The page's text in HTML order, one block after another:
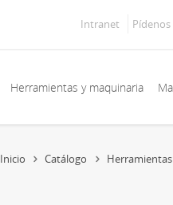
Intranet
Herramientas y maquinaria
Inicio Catálogo